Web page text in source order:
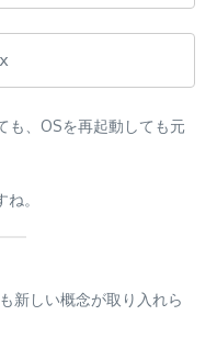
も、OSを再起動しても元
。
新しい概念が取り入れら